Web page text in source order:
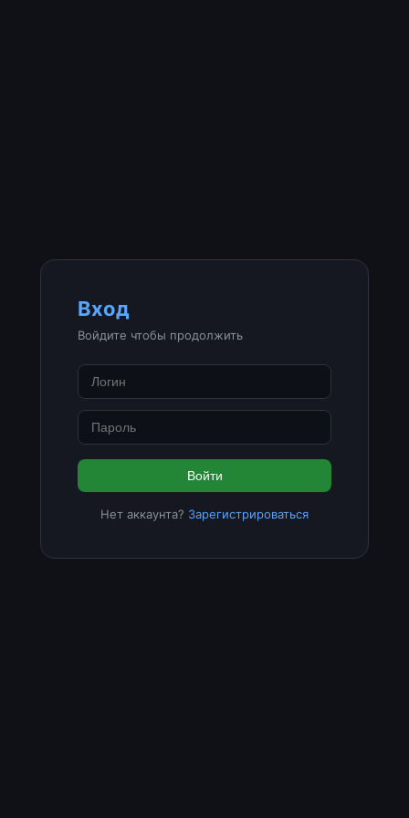
Вход
Войдите чтобы продолжить
Войти
Нет аккаунта? Зарегистрироваться